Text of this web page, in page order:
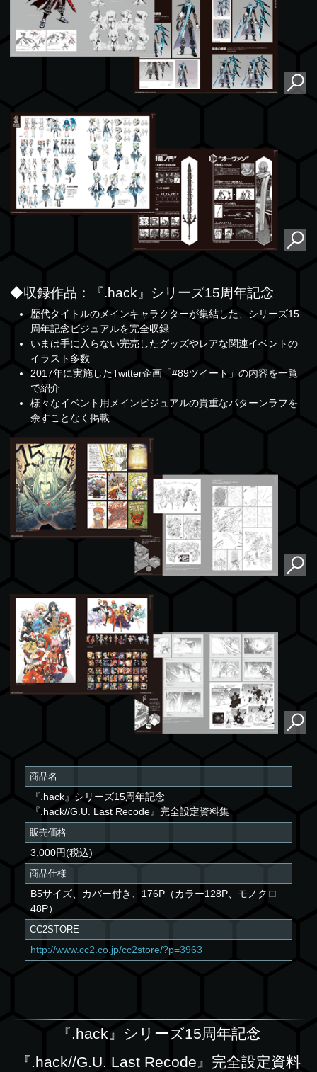
◆収録作品：『.hack』シリーズ15周年記念
歴代タイトルのメインキャラクターが集結した、シリーズ15
周年記念ビジュアルを完全収録
いまは手に入らない完売したグッズやレアな関連イベントの
イラスト多数
2017年に実施したTwitter企画「#89ツイート」の内容を一覧
で紹介
様々なイベント用メインビジュアルの貴重なパターンラフを
余すことなく掲載
商品名
『.hack』シリーズ15周年記念
『.hack//G.U. Last Recode』完全設定資料集
販売価格
3,000円(税込)
商品仕様
B5サイズ、カバー付き、176P（カラー128P、モノクロ
48P）
CC2STORE
http://www.cc2.co.jp/cc2store/?p=3963
『.hack』シリーズ15周年記念
『.hack//G.U. Last Recode』完全設定資料